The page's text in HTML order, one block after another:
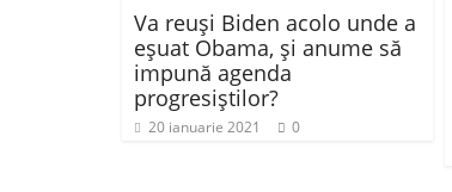
Va reuşi Biden acolo unde a
eşuat Obama, şi anume să
impună agenda
progresiştilor?
20 ianuarie 2021 0